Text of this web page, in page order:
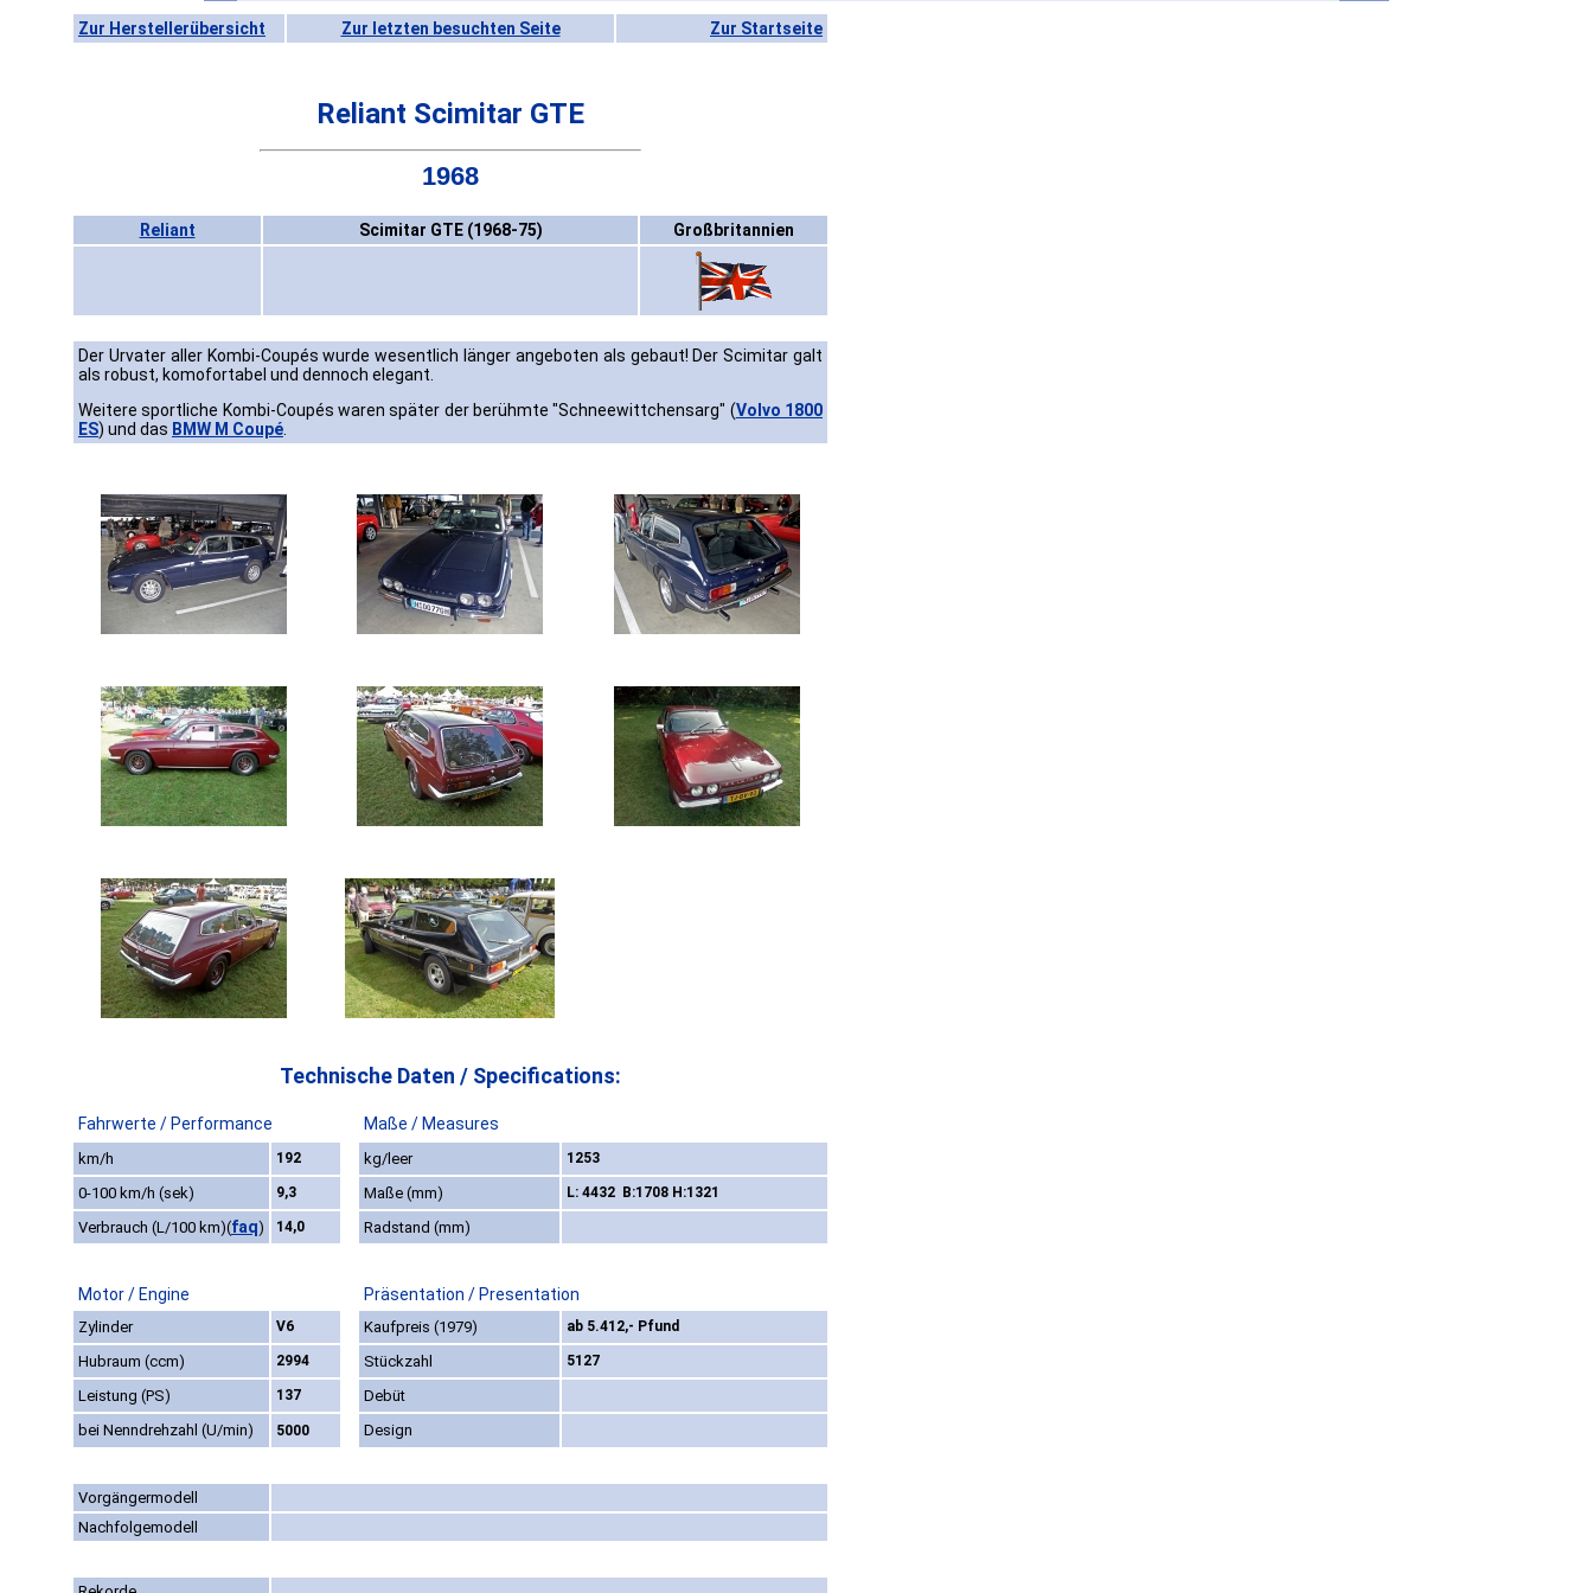
Zur Herstellerübersicht Zur letzten besuchten Seite Zur Startseite
Reliant Scimitar GTE
1968
Reliant Scimitar GTE (1968-75) Großbritannien
Der Urvater aller Kombi-Coupés wurde wesentlich länger angeboten als gebaut! Der Scimitar galt
als robust, komofortabel und dennoch elegant.
Weitere sportliche Kombi-Coupés waren später der berühmte "Schneewittchensarg" (Volvo 1800
ES) und das BMW M Coupé
Technische Daten / Specifications:
Fahrwerte / Performance Maße / Measures
km/h 192 kg/leer 1253
0-100 km/h (sek) 9,3 Maße (mm) L: 4432 B:1708 H:1321
Verbrauch (L/100 km)(faq) 14,0 Radstand (mm)
Motor / Engine Präsentation / Presentation
Zylinder V6 Kaufpreis (1979) ab 5.412,- Pfund
Hubraum (ccm) 2994 Stückzahl 5127
Leistung (PS) 137
Debüt
bei Nenndrehzahl (U/min)
5000 Design
Vorgängermodell
Nachfolgemodell